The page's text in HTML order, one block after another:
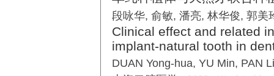
段咏华, 俞敏, 潘亮, 林华俊, 郭美
Clinical effect and related
implant-natural tooth in
DUAN Yong-hua, YU Min, PAN